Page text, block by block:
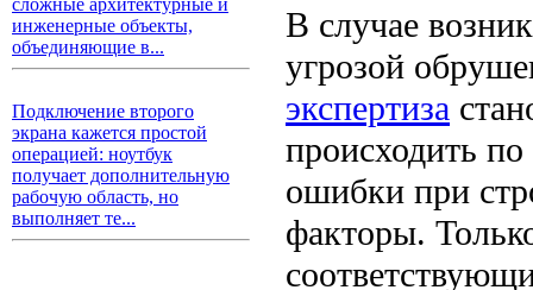
сложные архитектурные и
инженерные объекты,
объединяющие в...
Подключение второго
экрана кажется простой
операцией: ноутбук
получает дополнительную
рабочую область, но
выполняет те...
В случае
угрозой
экспертиза
происходить
ошибки при
факторы.